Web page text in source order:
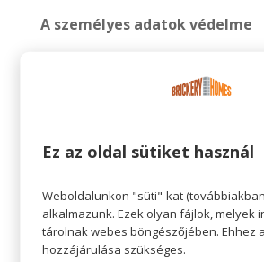
A személyes adatok védelme
képviselője, a Magyar
bármely, a weboldalak
az
Adatkezelési Szabályzata
személyére, adataira, vagyoni
vonatkozó valamennyi adatot,
információt, megoldást titokként
Ez az oldal sütiket használ
Weboldalunkon "süti"-kat
alkalmazunk. Ezek olyan fájlok, melyek
tárolnak webes böngészőjében. Ehhez
hozzájárulása szükséges.